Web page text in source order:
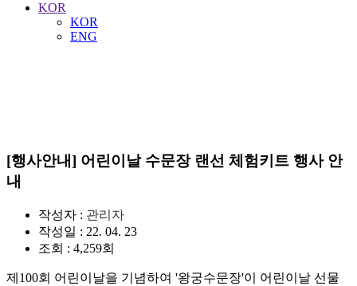
KOR
KOR
ENG
[행사안내] 어린이날 수문장 랜선 체험키트 행사 안
내
작성자 : 관리자
작성일 : 22. 04. 23
조회 : 4,259회
제100회 어린이날을 기념하여 '왕궁수문장'이 어린이날 선물